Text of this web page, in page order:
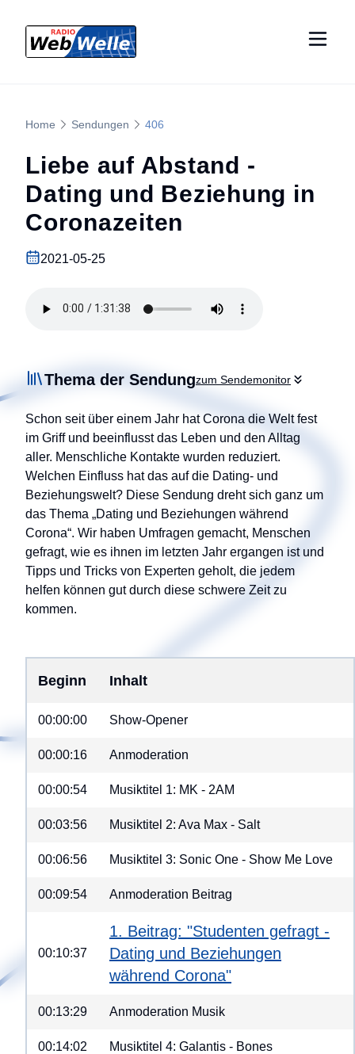
Home Sendungen 406
Liebe auf Abstand -
Dating und Beziehung in
Coronazeiten
2021-05-25
Thema der Sendungzum Sendemonitor
Schon seit über einem Jahr hat Corona die Welt fest
im Griff und beeinflusst das Leben und den Alltag
aller. Menschliche Kontakte wurden reduziert.
Welchen Einfluss hat das auf die Dating- und
Beziehungswelt? Diese Sendung dreht sich ganz um
das Thema „Dating und Beziehungen während
Corona“. Wir haben Umfragen gemacht, Menschen
gefragt, wie es ihnen im letzten Jahr ergangen ist und
Tipps und Tricks von Experten geholt, die jedem
helfen können gut durch diese schwere Zeit zu
kommen.
Beginn Inhalt
00:00:00 Show-Opener
00:00:16 Anmoderation
00:00:54 Musiktitel 1: MK - 2AM
00:03:56 Musiktitel 2: Ava Max - Salt
00:06:56 Musiktitel 3: Sonic One - Show Me Love
00:09:54 Anmoderation Beitrag
00:10:37
1. Beitrag: "Studenten gefragt -
Dating und Beziehungen
während Corona"
00:13:29 Anmoderation Musik
00:14:02 Musiktitel 4: Galantis - Bones